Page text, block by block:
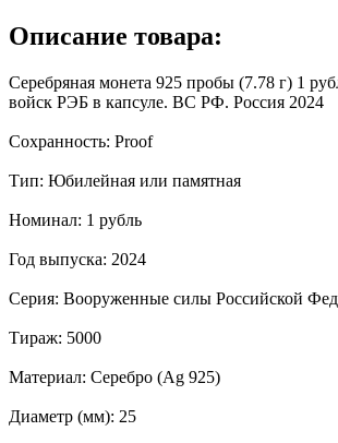
Описание товара:
Серебряная монета 925 пробы (7.78 г) 1
войск РЭБ в капсуле. ВС РФ. Россия 2024
Сохранность: Proof
Тип: Юбилейная или памятная
Номинал: 1 рубль
Год выпуска: 2024
Серия: Вооруженные силы Российской
Тираж: 5000
Материал: Серебро (Ag 925)
Диаметр (мм): 25